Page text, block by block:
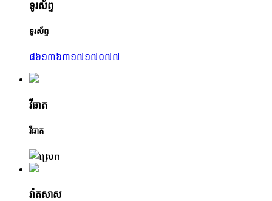
ទូរស័ព្ទ
ទូរស័ព្ទ
៨៦១៣៦៣១៧១៧០៧៧
វីឆាត
វីឆាត
វ៉ាតសាស